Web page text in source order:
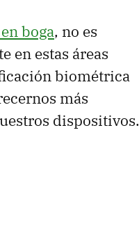
boga, no es
en estas áreas
biométrica
más
dispositivos.